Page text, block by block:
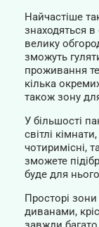
Найчастіше
знаходяться
велику
зможуть
проживання
кілька
також зону
У більшості
світлі
чотиримісні,
зможете
буде для
Просторі
диванами,